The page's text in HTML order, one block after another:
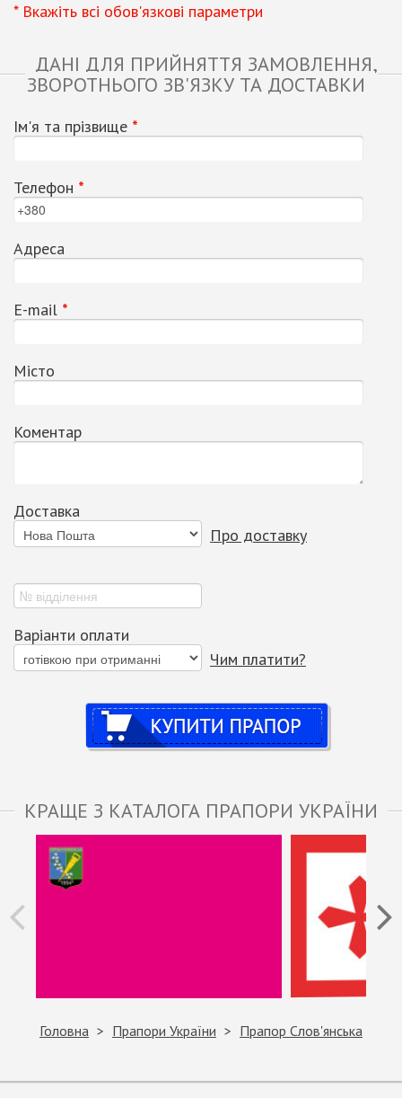
* Вкажіть всі обов'язкові параметри
ДАНІ ДЛЯ ПРИЙНЯТТЯ ЗАМОВЛЕННЯ,
ЗВОРОТНЬОГО ЗВ'ЯЗКУ ТА ДОСТАВКИ
Ім'я та прізвище *
Телефон *
Адреса
Е-mail *
Місто
Коментар
Доставка
Про доставку
Варіанти оплати
Чим платити?
Купити
КРАЩЕ З КАТАЛОГА ПРАПОРИ УКРАЇНИ
Головна Прапори України Прапор Слов'янська